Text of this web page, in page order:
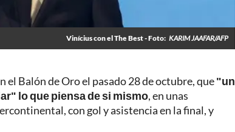
Vinícius con el The Best - Foto: KARIM JAAFAR/AFP
el Balón de Oro el pasado 28 de octubre, que"un
lo que piensa de si mismo, en unas
con gol y asistencia en la final, y